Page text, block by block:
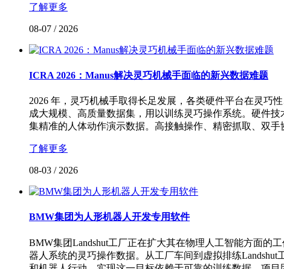
了解更多
08-07 / 2026
ICRA 2026：Manus解决灵巧机械手面临的新兴数据难题
2026 年，灵巧机械手取得长足发展，各类硬件平台在灵巧
成大规模、高质量数据集，用以训练灵巧操作系统。硬件
集精准的人体动作演示数据。高接触操作、精密抓取、双手
了解更多
08-03 / 2026
BMW集团为人形机器人开发专用软件
BMW集团Landshut工厂正在扩大其在物理人工智能方面的
器人系统的灵巧操作数据。从工厂车间到虚拟排练